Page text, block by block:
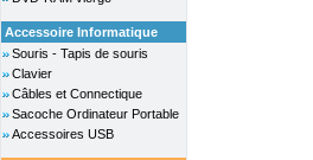
Accessoire Informatique
Souris - Tapis de souris
Clavier
Câbles et Connectique
Sacoche Ordinateur Portable
Accessoires USB